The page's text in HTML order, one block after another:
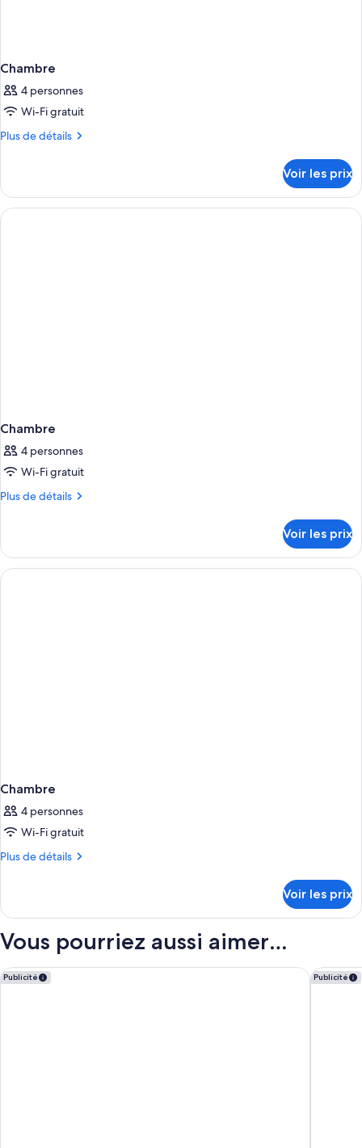
Chambre
4 personnes
Wi-Fi gratuit
Plus de détails
Plus
le
type
de
Voir les prix
Chambre
4 personnes
Wi-Fi gratuit
Plus de détails
Plus
le
type
de
Voir les prix
Chambre
4 personnes
Wi-Fi gratuit
Plus de détails
Plus
le
de
Chambre
Voir les prix
Vous pourriez aussi aimer…
Publicité
Marriott's Club Son Antem Publicité